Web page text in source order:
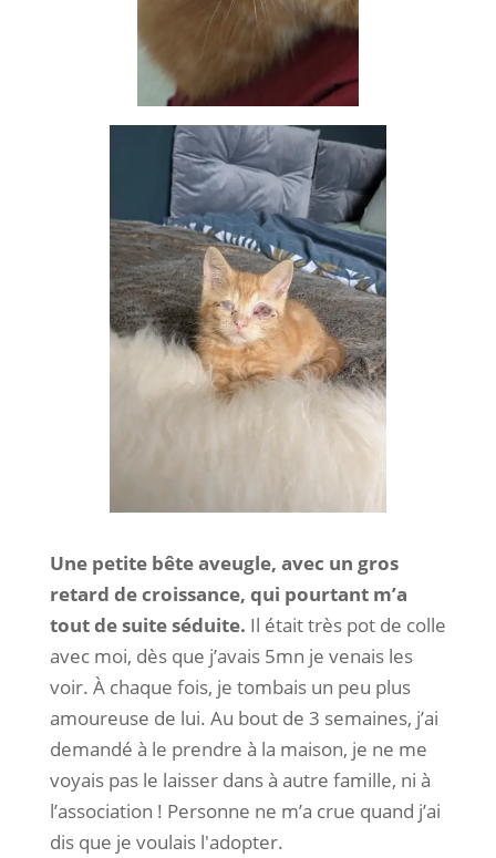
Une petite bête aveugle, avec un gros
retard de croissance, qui pourtant m’a
tout de suite séduite. Il était très pot de colle
avec moi, dès que j’avais 5mn je venais les
voir. À chaque fois, je tombais un peu plus
amoureuse de lui. Au bout de 3 semaines, j’ai
demandé à le prendre à la maison, je ne me
voyais pas le laisser dans à autre famille, ni à
l’association ! Personne ne m’a crue quand j’ai
dis que je voulais l'adopter.